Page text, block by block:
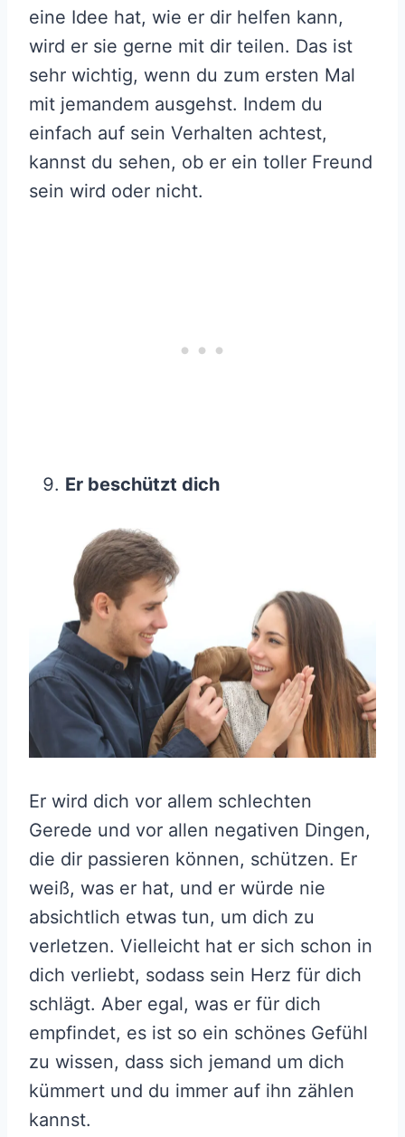
eine Idee hat, wie er dir helfen kann,
wird er sie gerne mit dir teilen. Das ist
sehr wichtig, wenn du zum ersten Mal
mit jemandem ausgehst. Indem du
einfach auf sein Verhalten achtest,
kannst du sehen, ob er ein toller Freund
sein wird oder nicht.
Er beschützt dich
Er wird dich vor allem schlechten
Gerede und vor allen negativen Dingen,
die dir passieren können, schützen. Er
weiß, was er hat, und er würde nie
absichtlich etwas tun, um dich zu
verletzen. Vielleicht hat er sich schon in
dich verliebt, sodass sein Herz für dich
schlägt. Aber egal, was er für dich
empfindet, es ist so ein schönes Gefühl
zu wissen, dass sich jemand um dich
kümmert und du immer auf ihn zählen
kannst.